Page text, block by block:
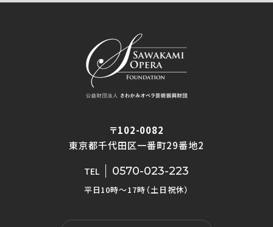
〒102-0082
東京都千代田区一番町29番地2
TEL 0570-023-223
平日10時〜17時（土日祝休）